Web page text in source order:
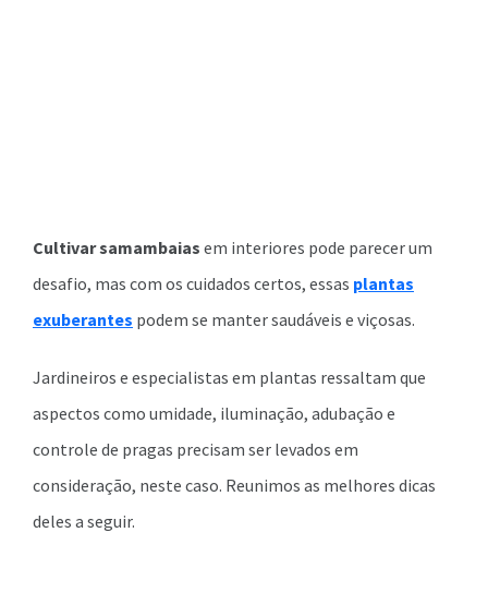
Cultivar samambaias em interiores pode parecer um
desafio, mas com os cuidados certos, essas plantas
exuberantes podem se manter saudáveis e viçosas.
Jardineiros e especialistas em plantas ressaltam que
aspectos como umidade, iluminação, adubação e
controle de pragas precisam ser levados em
consideração, neste caso. Reunimos as melhores dicas
deles a seguir.